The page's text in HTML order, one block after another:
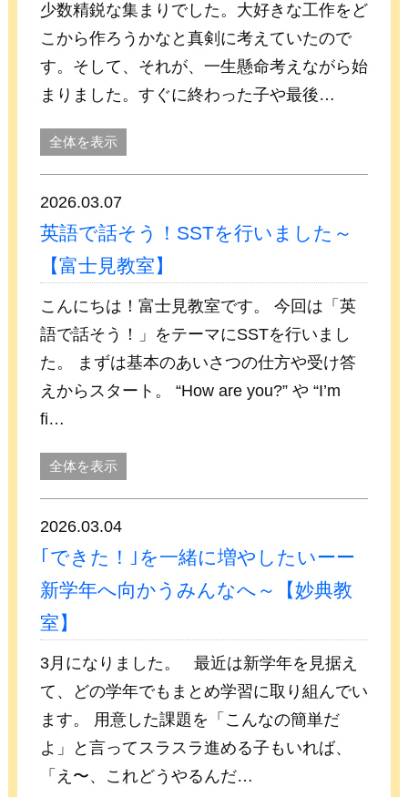
少数精鋭な集まりでした。大好きな工作をど
こから作ろうかなと真剣に考えていたので
す。そして、それが、一生懸命考えながら始
まりました。すぐに終わった子や最後…
全体を表示
2026.03.07
英語で話そう！SSTを行いました～
【富士見教室】
こんにちは！富士見教室です。 今回は「英
語で話そう！」をテーマにSSTを行いまし
た。 まずは基本のあいさつの仕方や受け答
えからスタート。 “How are you?” や “I’m
fi…
全体を表示
2026.03.04
｢できた！｣を一緒に増やしたいーー
新学年へ向かうみんなへ～【妙典教
室】
3月になりました。 最近は新学年を見据え
て、どの学年でもまとめ学習に取り組んでい
ます。 用意した課題を「こんなの簡単だ
よ」と言ってスラスラ進める子もいれば、
「え〜、これどうやるんだ…